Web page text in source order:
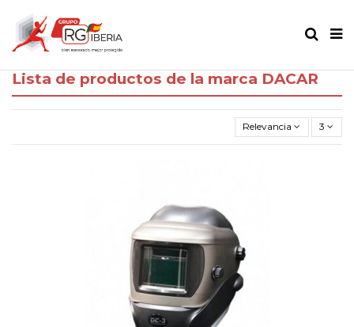
Lista de productos de la marca DACAR
Relevancia 3